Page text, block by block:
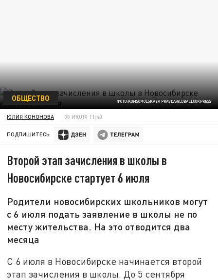
ФОТО:KOMSOMOLSKAYA PRAVDA/GLOBALLOOKPRESS
ОБЩЕСТВО
ЮЛИЯ КОНОНОВА 05 ИЮЛЯ 11:40
ПОДПИШИТЕСЬ:
Второй этап зачисления в школы в
Новосибирске стартует 6 июля
Родители новосибирских школьников могут
с 6 июля подать заявление в школы не по
месту жительства. На это отводится два
месяца
С 6 июля в Новосибирске начинается второй
этап зачисления в школы. До 5 сентября